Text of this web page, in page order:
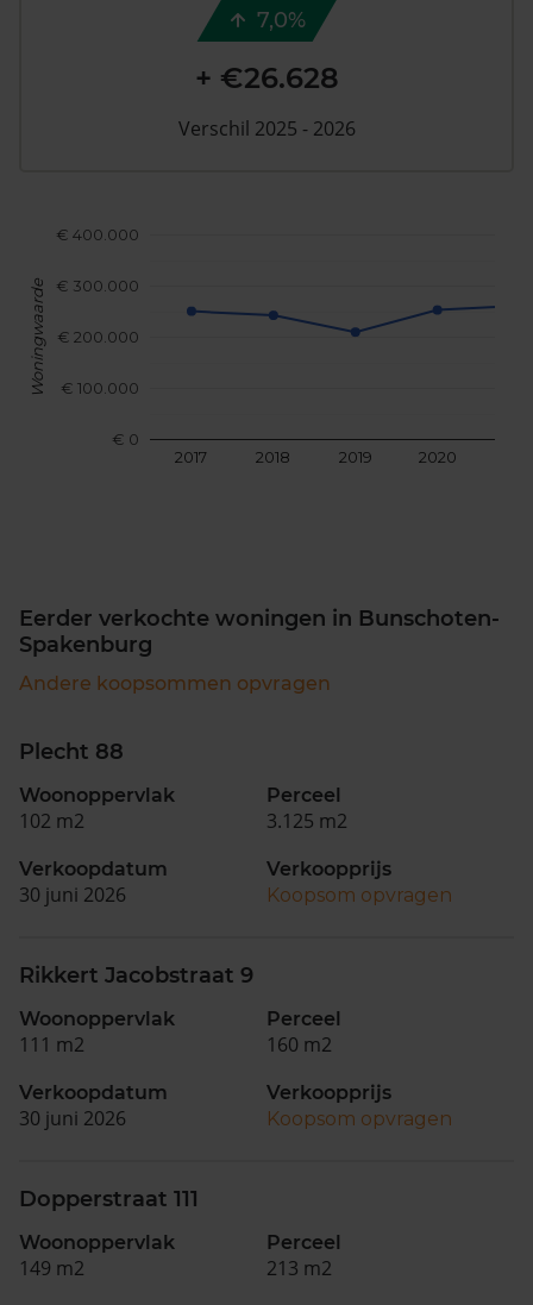
2017 2018 2019 2020
€ 0
€ 100.000
€ 200.000
€ 300.000
€ 400.000
Woningwaarde
7,0%
+ €26.628
Verschil 2025 - 2026
Eerder verkochte woningen in Bunschoten-
Spakenburg
Andere koopsommen opvragen
Plecht 88
Woonoppervlak
102 m2
Perceel
3.125 m2
Verkoopdatum
30 juni 2026
Verkoopprijs
Koopsom opvragen
Rikkert Jacobstraat 9
Woonoppervlak
111 m2
Perceel
160 m2
Verkoopdatum
30 juni 2026
Verkoopprijs
Koopsom opvragen
Dopperstraat 111
Woonoppervlak
149 m2
Perceel
213 m2